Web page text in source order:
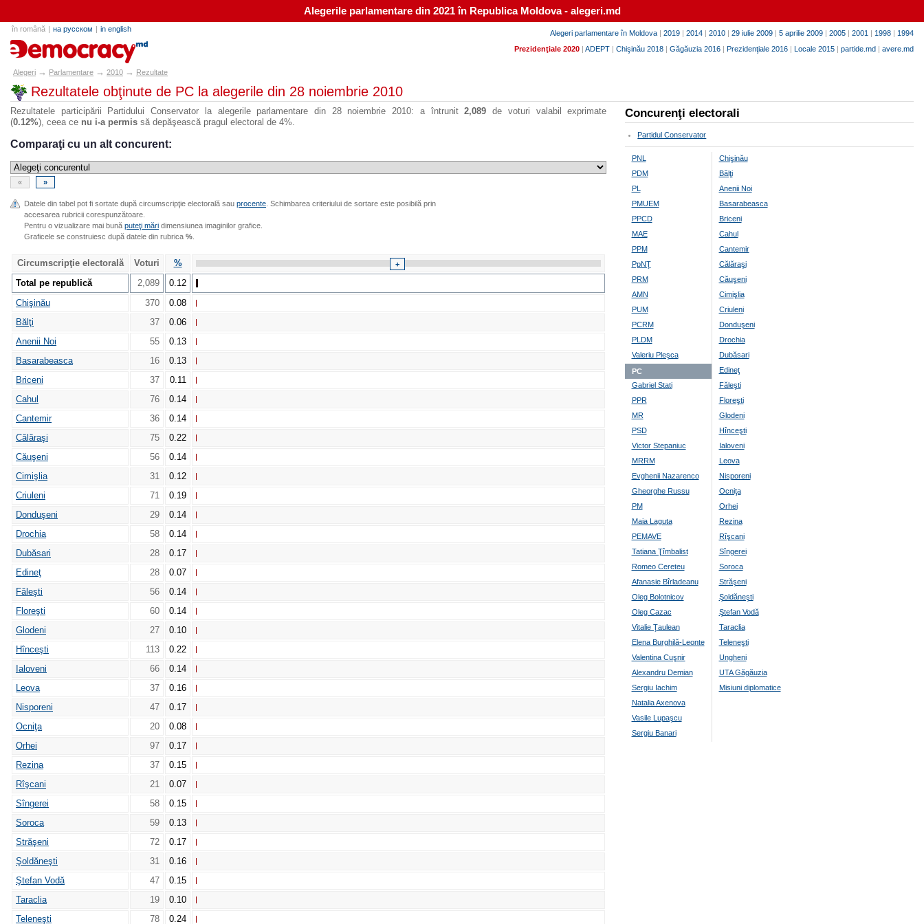
Alegerile parlamentare din 2021 în Republica Moldova - alegeri.md
Alegeri parlamentare în Moldova | 2019 | 2014 | 2010 | 29 iulie 2009 | 5 aprilie 2009 | 2005 | 2001 | 1998 | 1994
Prezidenţiale 2020 | ADEPT | Chişinău 2018 | Găgăuzia 2016 | Prezidenţiale 2016 | Locale 2015 | partide.md | avere.md
în română | на русском | in english
alegeri.md
Alegeri → Parlamentare → 2010 → Rezultate
Rezultatele obţinute de PC la alegerile din 28 noiembrie 2010
Rezultatele participării Partidului Conservator la alegerile parlamentare din 28 noiembrie 2010: a întrunit2,089 de voturi valabil exprimate
(0.12%), ceea ce nu i-a permis să depăşească pragul electoral de 4%.
Comparaţi cu un alt concurent:
« »
Datele din tabel pot fi sortate după circumscripţie electorală sau procente . Schimbarea criteriului de sortare este posibilă prin
accesarea rubricii corespunzătoare.
Pentru o vizualizare mai bună puteţi mări dimensiunea imaginilor grafice.
Graficele se construiesc după datele din rubrica %
Circumscripţie electorală Voturi % +
Total pe republică 2,089
0.12
Chişinău
370
0.08
Bălţi
37
0.06
Anenii Noi
55
0.13
Basarabeasca
16
0.13
Briceni
37
0.11
Cahul
76
0.14
Cantemir
36
0.14
Călăraşi
75
0.22
Căuşeni
56
0.14
Cimişlia
31
0.12
Criuleni
71
0.19
Donduşeni
29
0.14
Drochia
58
0.14
Dubăsari
28
0.17
Edineţ
28
0.07
Făleşti
56
0.14
Floreşti
60
0.14
Glodeni
27
0.10
Hînceşti
113
0.22
Ialoveni
66
0.14
Leova
37
0.16
Nisporeni
47
0.17
Ocniţa
20
0.08
Orhei
97
0.17
Rezina
37
0.15
Rîşcani
21
0.07
Sîngerei
58
0.15
Soroca
59
0.13
Străşeni
72
0.17
Şoldăneşti
31
0.16
Ştefan Vodă
47
0.15
Taraclia
19
0.10
Teleneşti
78 0.24
Concurenţi electorali
Partidul Conservator
PNL
PDM
PL
PMUEM
PPCD
MAE
PPM
PpNŢ
PRM
AMN
PUM
PCRM
PLDM
Valeriu Pleşca
PC
Gabriel Stati
PPR
MR
PSD
Victor Stepaniuc
MRRM
Evghenii Nazarenco
Gheorghe Russu
PM
Maia Laguta
PEMAVE
Tatiana Ţîmbalist
Romeo Cereteu
Afanasie Bîrladeanu
Oleg Bolotnicov
Oleg Cazac
Vitalie Ţaulean
Elena Burghilă-Leonte
Valentina Cuşnir
Alexandru Demian
Sergiu Iachim
Natalia Axenova
Vasile Lupaşcu
Sergiu Banari
Chişinău
Bălţi
Anenii Noi
Basarabeasca
Briceni
Cahul
Cantemir
Călăraşi
Căuşeni
Cimişlia
Criuleni
Donduşeni
Drochia
Dubăsari
Edineţ
Făleşti
Floreşti
Glodeni
Hînceşti
Ialoveni
Leova
Nisporeni
Ocniţa
Orhei
Rezina
Rîşcani
Sîngerei
Soroca
Străşeni
Şoldăneşti
Ştefan Vodă
Taraclia
Teleneşti
Ungheni
UTA Găgăuzia
Misiuni diplomatice